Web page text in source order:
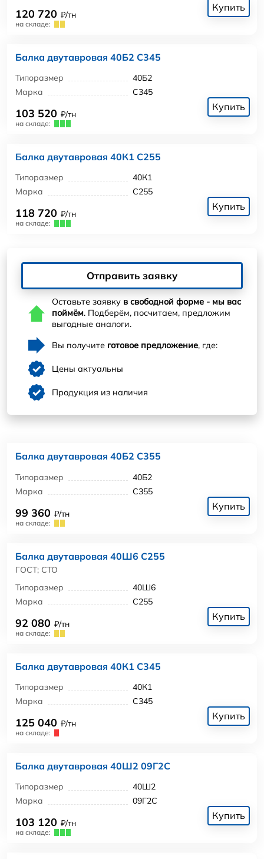
120 720 ₽/тн
на складе:
Купить
Балка двутавровая 40Б2 С345
Типоразмер
40Б2
Марка
С345
103 520 ₽/тн
на складе:
Купить
Балка двутавровая 40К1 С255
Типоразмер
40К1
Марка
С255
118 720 ₽/тн
на складе:
Купить
Отправить заявку
Оставьте заявку в свободной форме - мы вас
поймём. Подберём, посчитаем, предложим
выгодные аналоги.
Вы получите готовое предложение, где:
Цены актуальны
Продукция из наличия
Балка двутавровая 40Б2 С355
Типоразмер
40Б2
Марка
С355
99 360 ₽/тн
на складе:
Купить
Балка двутавровая 40Ш6 С255
ГОСТ; СТО
Типоразмер
40Ш6
Марка
С255
92 080 ₽/тн
на складе:
Купить
Балка двутавровая 40К1 С345
Типоразмер
40К1
Марка
С345
125 040 ₽/тн
на складе:
Купить
Балка двутавровая 40Ш2 09Г2С
Типоразмер
40Ш2
Марка
09Г2С
103 120 ₽/тн
на складе:
Купить